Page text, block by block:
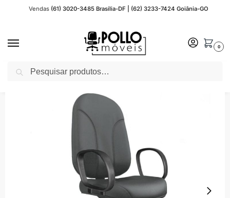
Vendas (61) 3020-3485 Brasília-DF | (62) 3233-7424 Goiânia-GO
0
Início Cadeira Escritório / Cadeira Presidente Escritório